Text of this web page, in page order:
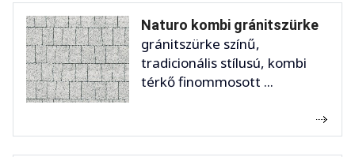
Naturo kombi gránitszürke
gránitszürke színű,
tradicionális stílusú, kombi
térkő finommosott ...